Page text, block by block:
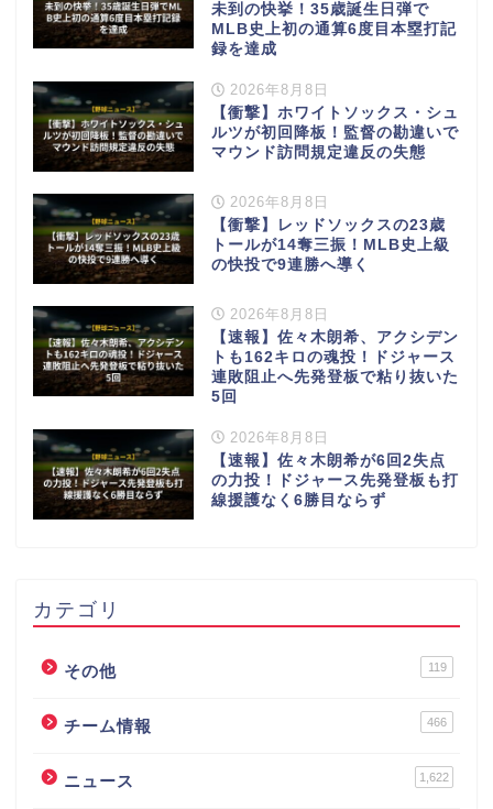
未到の快挙！35歳誕生日弾で
MLB史上初の通算6度目本塁打記
録を達成
2026年8月8日
【衝撃】ホワイトソックス・シュ
ルツが初回降板！監督の勘違いで
マウンド訪問規定違反の失態
2026年8月8日
【衝撃】レッドソックスの23歳
トールが14奪三振！MLB史上級
の快投で9連勝へ導く
2026年8月8日
【速報】佐々木朗希、アクシデン
トも162キロの魂投！ドジャース
連敗阻止へ先発登板で粘り抜いた
5回
2026年8月8日
【速報】佐々木朗希が6回2失点
の力投！ドジャース先発登板も打
線援護なく6勝目ならず
カテゴリ
その他 119
チーム情報 466
ニュース 1,622